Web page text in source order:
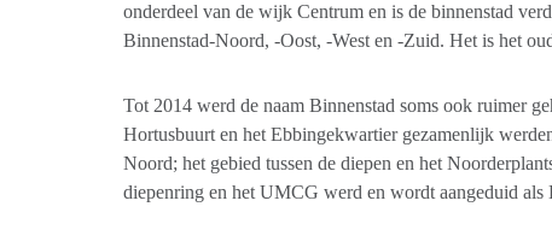
onderdeel van de wijk Centrum en is de binnenstad
Binnenstad-Noord, -Oost, -West en -Zuid. Het is het
Tot 2014 werd de naam Binnenstad soms ook ruimer
Hortusbuurt en het Ebbingekwartier gezamenlijk
Noord; het gebied tussen de diepen en het
diepenring en het UMCG werd en wordt aangeduid als